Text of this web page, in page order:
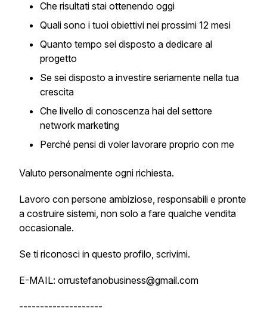
Che risultati stai ottenendo oggi
Quali sono i tuoi obiettivi nei prossimi 12 mesi
Quanto tempo sei disposto a dedicare al
progetto
Se sei disposto a investire seriamente nella tua
crescita
Che livello di conoscenza hai del settore
network marketing
Perché pensi di voler lavorare proprio con me
Valuto personalmente ogni richiesta.
Lavoro con persone ambiziose, responsabili e pronte
a costruire sistemi, non solo a fare qualche vendita
occasionale.
Se ti riconosci in questo profilo, scrivimi.
E-MAIL: orrustefanobusiness@gmail.com
--------------------